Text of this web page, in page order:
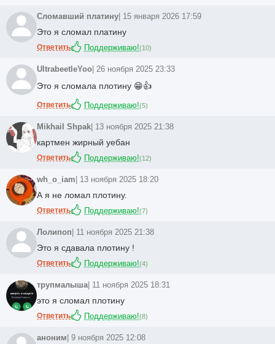
Сломавший платину | 15 января 2026 17:59
Это я сломал платину
Ответить Поддерживаю!(10)
UltrabeetleYoo | 26 ноября 2025 23:33
Это я сломала плотину 😁👍
Ответить Поддерживаю!(5)
Mikhail Shpak | 13 ноября 2025 21:38
картмен жирный уебан
Ответить Поддерживаю!(12)
wh_o_iam | 13 ноября 2025 18:20
А я не ломал плотину.
Ответить Поддерживаю!(7)
Лолипоп | 11 ноября 2025 21:38
Это я сдавала плотину !
Ответить Поддерживаю!(4)
трупмалыша | 11 ноября 2025 18:31
это я сломал плотину
Ответить Поддерживаю!(8)
аноним | 9 ноября 2025 12:08